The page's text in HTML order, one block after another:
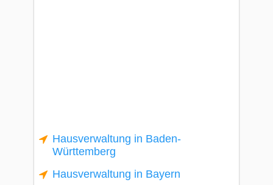
Hausverwaltung in Baden-
Württemberg
Hausverwaltung in Bayern